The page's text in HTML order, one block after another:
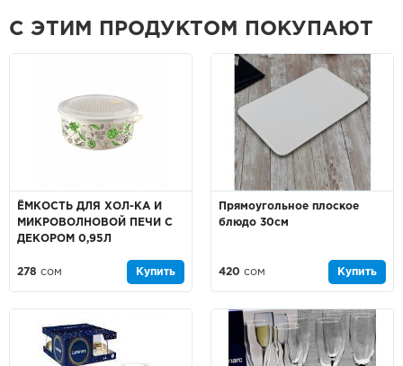
С ЭТИМ ПРОДУКТОМ ПОКУПАЮТ
ЁМКОСТЬ ДЛЯ ХОЛ-КА И
МИКРОВОЛНОВОЙ ПЕЧИ С
ДЕКОРОМ 0,95Л
278 сом Купить
Прямоугольное плоское
блюдо 30см
420 сом Купить